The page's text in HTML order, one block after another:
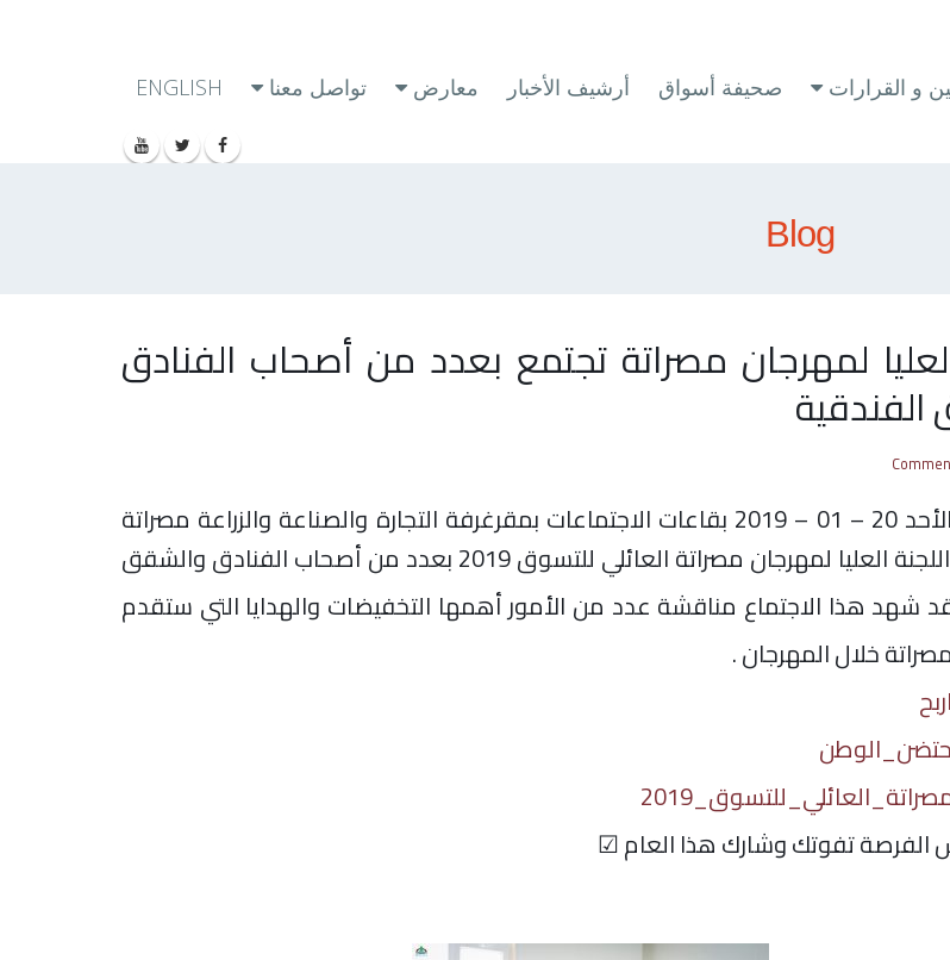
و القرارات صحيفة أسواق أرشيف الأخبار معارض تواصل معنا ENGLISH
Blog
لمهرجان مصراتة تجتمع بعدد من أصحاب الفنادق
عقد صباح الأحد 20 – 01 – 2019 بقاعات الاجتماعات بمقرغرفة التجارة والصناعة والزراعة مصراتة
العليا لمهرجان مصراتة العائلي للتسوق 2019 بعدد من أ
صحاب الفنادق والشقق
شهد هذا الاجتماع مناقشة عدد من الأمور أهمها التخفيضات والهدايا التي ستقدم
خلال المهرجان .
الفرصة تفوتك وشارك هذا العام☑